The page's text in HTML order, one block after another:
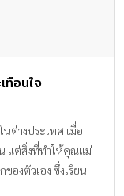
ทือนใจ
ต่างประเทศ เมื่อ
แต่สิ่งที่ทำให้คุณแม่
องตัวเอง ซึ่งเรียน